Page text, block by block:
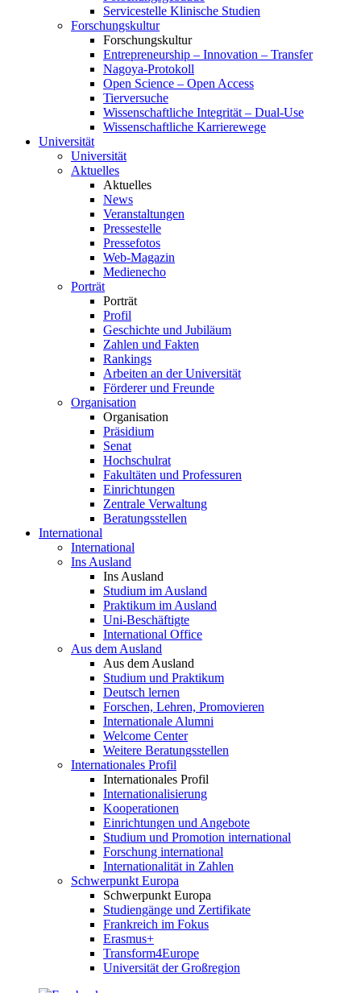
Servicestelle Klinische Studien
Forschungskultur
Forschungskultur
Entrepreneurship – Innovation – Transfer
Nagoya-Protokoll
Open Science – Open Access
Tierversuche
Wissenschaftliche Integrität – Dual-Use
Wissenschaftliche Karrierewege
Universität
Universität
Aktuelles
Aktuelles
News
Veranstaltungen
Pressestelle
Pressefotos
Web-Magazin
Medienecho
Porträt
Porträt
Profil
Geschichte und Jubiläum
Zahlen und Fakten
Rankings
Arbeiten an der Universität
Förderer und Freunde
Organisation
Organisation
Präsidium
Senat
Hochschulrat
Fakultäten und Professuren
Einrichtungen
Zentrale Verwaltung
Beratungsstellen
International
International
Ins Ausland
Ins Ausland
Studium im Ausland
Praktikum im Ausland
Uni-Beschäftigte
International Office
Aus dem Ausland
Aus dem Ausland
Studium und Praktikum
Deutsch lernen
Forschen, Lehren, Promovieren
Internationale Alumni
Welcome Center
Weitere Beratungsstellen
Internationales Profil
Internationales Profil
Internationalisierung
Kooperationen
Einrichtungen und Angebote
Studium und Promotion international
Forschung international
Internationalität in Zahlen
Schwerpunkt Europa
Schwerpunkt Europa
Studiengänge und Zertifikate
Frankreich im Fokus
Erasmus+
Transform4Europe
Universität der Großregion